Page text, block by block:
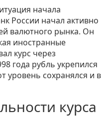
начала
России начал активно
валютного рынка. Он
иностранные
курс через
года рубль укрепился
уровень сохранялся и в
курса